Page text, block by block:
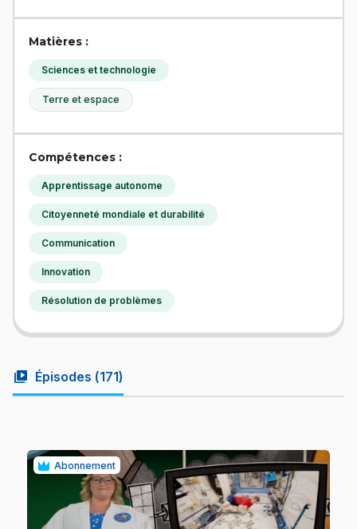
Matières :
Sciences et technologie
Terre et espace
Compétences :
Apprentissage autonome
Citoyenneté mondiale et durabilité
Communication
Innovation
Résolution de problèmes
video_library Épisodes (171)
Abonnement